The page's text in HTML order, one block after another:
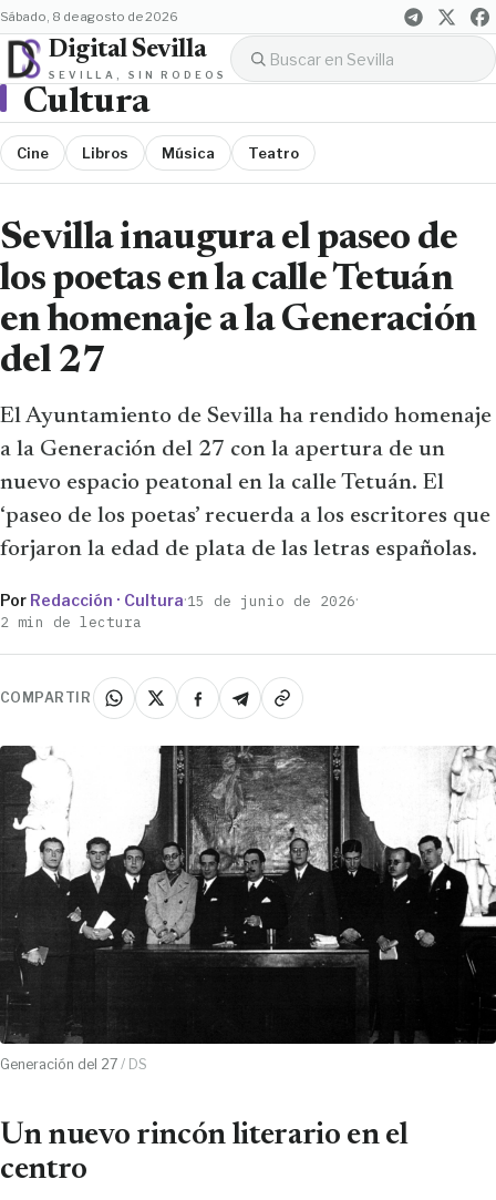
sábado, 8 de agosto de 2026
Digital Sevilla
SEVILLA, SIN RODEOS
Cultura
Cine Libros Música Teatro
Sevilla inaugura el paseo de
los poetas en la calle Tetuán
en homenaje a la Generación
del 27
El Ayuntamiento de Sevilla ha rendido homenaje
a la Generación del 27 con la apertura de un
nuevo espacio peatonal en la calle Tetuán. El
‘paseo de los poetas’ recuerda a los escritores que
forjaron la edad de plata de las letras españolas.
Por Redacción · Cultura·15 de junio de 2026·
2 min de lectura
COMPARTIR
Generación del 27 / DS
Un nuevo rincón literario en el
centro